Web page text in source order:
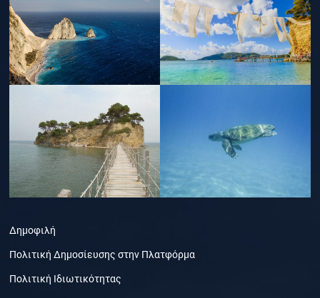
Δημοφιλή
Πολιτική Δημοσίευσης στην Πλατφόρμα
Πολιτική Ιδιωτικότητας